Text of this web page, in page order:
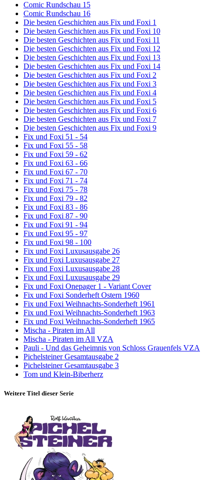
Comic Rundschau 15
Comic Rundschau 16
Die besten Geschichten aus Fix und Foxi 1
Die besten Geschichten aus Fix und Foxi 10
Die besten Geschichten aus Fix und Foxi 11
Die besten Geschichten aus Fix und Foxi 12
Die besten Geschichten aus Fix und Foxi 13
Die besten Geschichten aus Fix und Foxi 14
Die besten Geschichten aus Fix und Foxi 2
Die besten Geschichten aus Fix und Foxi 3
Die besten Geschichten aus Fix und Foxi 4
Die besten Geschichten aus Fix und Foxi 5
Die besten Geschichten aus Fix und Foxi 6
Die besten Geschichten aus Fix und Foxi 7
Die besten Geschichten aus Fix und Foxi 9
Fix und Foxi 51 - 54
Fix und Foxi 55 - 58
Fix und Foxi 59 - 62
Fix und Foxi 63 - 66
Fix und Foxi 67 - 70
Fix und Foxi 71 - 74
Fix und Foxi 75 - 78
Fix und Foxi 79 - 82
Fix und Foxi 83 - 86
Fix und Foxi 87 - 90
Fix und Foxi 91 - 94
Fix und Foxi 95 - 97
Fix und Foxi 98 - 100
Fix und Foxi Luxusausgabe 26
Fix und Foxi Luxusausgabe 27
Fix und Foxi Luxusausgabe 28
Fix und Foxi Luxusausgabe 29
Fix und Foxi Onepager 1 - Variant Cover
Fix und Foxi Sonderheft Ostern 1960
Fix und Foxi Weihnachts-Sonderheft 1961
Fix und Foxi Weihnachts-Sonderheft 1963
Fix und Foxi Weihnachts-Sonderheft 1965
Mischa - Piraten im All
Mischa - Piraten im All VZA
Pauli - Und das Geheimnis von Schloss Grauenfels VZA
Pichelsteiner Gesamtausgabe 2
Pichelsteiner Gesamtausgabe 3
Tom und Klein-Biberherz
Weitere Titel dieser Serie